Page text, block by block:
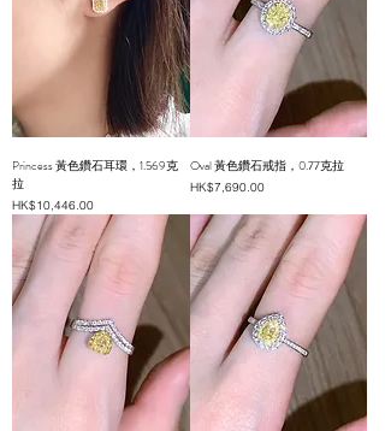
Princess 黃色鑽石耳環，1.569克
拉
價格
HK$10,446.00
Oval 黃色鑽石戒指，0.77克拉
價格
HK$7,690.00